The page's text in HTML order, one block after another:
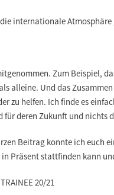
internationale Atmosphäre
Zum Beispiel,
alleine. Und das
zu helfen. Ich finde es
für deren Zukunft und nichts
Beitrag konnte ich euch
Präsent stattfinden kann
20/21